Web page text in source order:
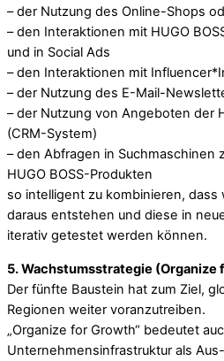
– der Nutzung des Online-Shops
– den Interaktionen mit HUGO
und in Social Ads
– den Interaktionen mit
– der Nutzung des E-Mail-
– der Nutzung von Angeboten der
(CRM-System)
– den Abfragen in Suchmaschinen
HUGO BOSS-Produkten
so intelligent zu kombinieren,
daraus entstehen und diese in
iterativ getestet werden können.
5. Wachstumsstrategie (Organize
Der fünfte Baustein hat zum Ziel,
Regionen weiter voranzutreiben.
„Organize for Growth“ bedeutet
Unternehmensinfrastruktur als